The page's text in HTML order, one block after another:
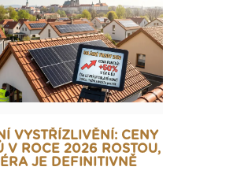
VYSTŘÍZLIVĚNÍ: CENY
V ROCE 2026 ROSTOU,
JE DEFINITIVNĚ